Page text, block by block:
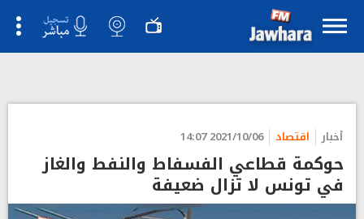
أخبار اقتصاد 2021/10/06 14:07
حوكمة قطاعي الفسفاط والنفط والغاز
في تونس لا تزال ضعيفة